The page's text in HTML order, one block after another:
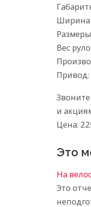
Ширина
Вес
Привод:
и
Цена:
Это
На
Это